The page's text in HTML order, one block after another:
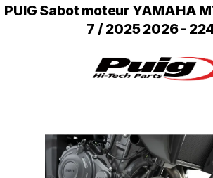
PUIG Sabot moteur YAMAHA
7 / 2025